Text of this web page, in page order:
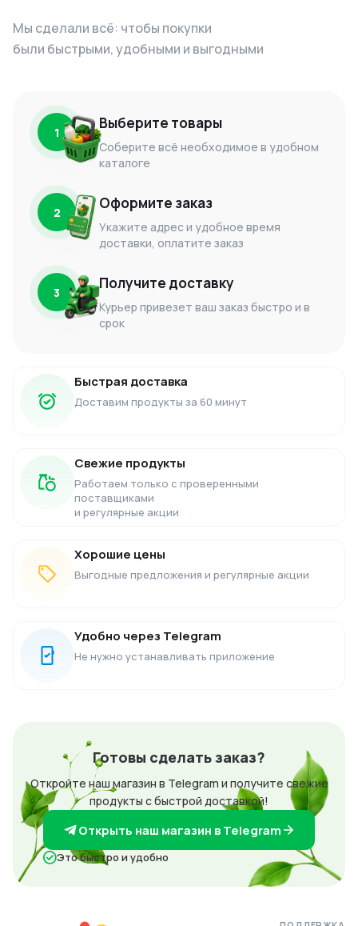
Мы сделали всё: чтобы покупки
были быстрыми, удобными и выгодными
1 Выберите товары
Соберите всё необходимое в удобном
каталоге
2 Оформите заказ
Укажите адрес и удобное время
доставки, оплатите заказ
3 Получите доставку
Курьер привезет ваш заказ быстро и в
срок
Быстрая доставка
Доставим продукты за 60 минут
Свежие продукты
Работаем только с проверенными
поставщиками
и регулярные акции
Хорошие цены
Выгодные предложения и регулярные акции
Удобно через Telegram
Не нужно устанавливать приложение
Готовы сделать заказ?
Откройте наш магазин в Telegram и получите свежие
продукты с быстрой доставкой!
Открыть наш магазин в Telegram
Это быстро и удобно